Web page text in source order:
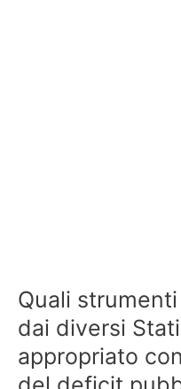
Quali
dai diversi
appropriato